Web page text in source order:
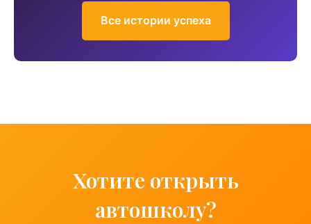
Все истории успеха
Хотите открыть
автошколу?